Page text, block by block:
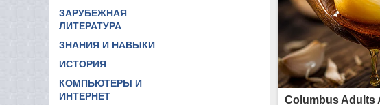
ЗАРУБЕЖНАЯ
ЛИТЕРАТУРА
ЗНАНИЯ И НАВЫКИ
ИСТОРИЯ
КОМПЬЮТЕРЫ И
ИНТЕРНЕТ